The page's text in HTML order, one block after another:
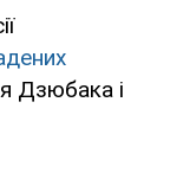
Дзюбака і